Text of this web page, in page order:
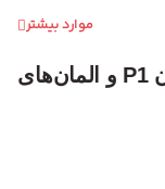
موارد بیشتر
سفارش تابلو قاجار با طرح مک لارن P1 و المان‌های